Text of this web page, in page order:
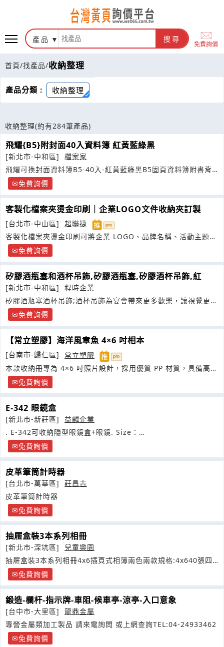
產品 搜尋
免費詢價
首頁/找產品/收納整理
產品分類 : 收納整理
收納整理(約有284筆產品)
飛耀{B5}附封面40入資料簿 紅黃藍綠黑
[新北市-中和區]
檔案家
飛耀可換封面資料簿B5-40入-紅黃藍綠黑B5固頁資料簿附書背
紙 免費詢價
客製化檔案夾燙金印刷｜企業LOGO文件收納夾訂製
[台北市-中山區]
超聯捷
客製化檔案夾燙金印刷可將企業 LOGO、品牌名稱、活動主題或
紀念文字呈現於文件夾封面
免費詢價
矽膠酒瓶塞和酒杯吊飾,矽膠酒瓶塞,矽膠酒杯吊飾,紅
[新北市-中和區]
程時企業
矽膠酒瓶塞酒杯吊飾;酒杯吊飾為宴會帶來更多歡樂，讓視覺更多
享受免費詢價
【常立塑膠】海洋風章魚 4×6 吋相本
[台南市-歸仁區]
常立塑膠
本款收納冊專為 4×6 吋照片設計，採用優質 PP 材質，具備高透
明度與防潮特性
免費詢價
E-342 眼鏡盒
[新北市-新莊區]
益麟企業
. E-342可收納隱型眼鏡盒+眼鏡. Size：
16X7.5X3.7CM.Material
免費詢價
皮革筆筒計時器
[台北市-萬華區]
莊昌吉
皮革筆筒計時器
免費詢價
抽屜盒裝3本系列相冊
[新北市-深坑區]
兒童樂園
抽屜盒裝3本系列相冊4x6插頁式相簿兩色兩款規格:4x640張四
本顏色免費詢價
鍛造-欄杆-指示牌-車阻-候車亭-涼亭-入口意象
[台中市-大里區]
龍鼎金屬
專營金屬類加工製品 請來電詢問 或上網查詢TEL:04-24933462
免費詢價